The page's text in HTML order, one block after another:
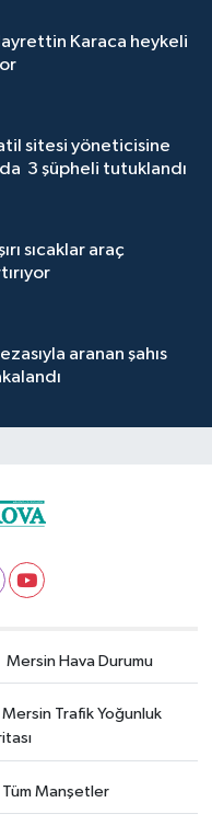
Karaca heykeli
sitesi yöneticisine
3 şüpheli tutuklandı
sıcaklar araç
aranan şahıs
Mersin Hava Durumu
Mersin Trafik Yoğunluk
Tüm Manşetler